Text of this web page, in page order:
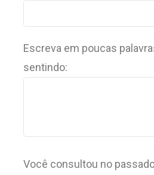
Escreva em poucas
sentindo:
Você consultou no